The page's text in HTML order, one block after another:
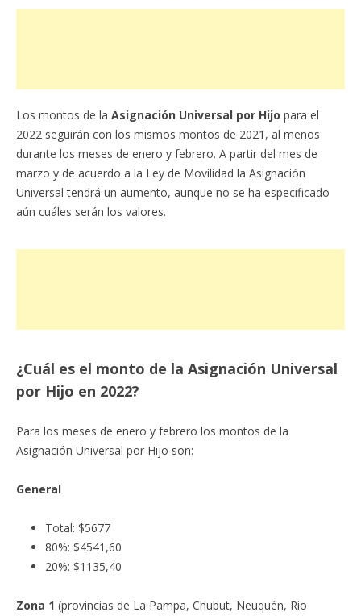
Los montos de la Asignación Universal por Hijo para el
2022 seguirán con los mismos montos de 2021, al menos
durante los meses de enero y febrero. A partir del mes de
marzo y de acuerdo a la Ley de Movilidad la Asignación
Universal tendrá un aumento, aunque no se ha especificado
aún cuáles serán los valores.
¿Cuál es el monto de la Asignación Universal
por Hijo en 2022?
Para los meses de enero y febrero los montos de la
Asignación Universal por Hijo son:
General
Total: $5677
80%: $4541,60
20%: $1135,40
Zona 1 (provincias de La Pampa, Chubut, Neuquén, Rio